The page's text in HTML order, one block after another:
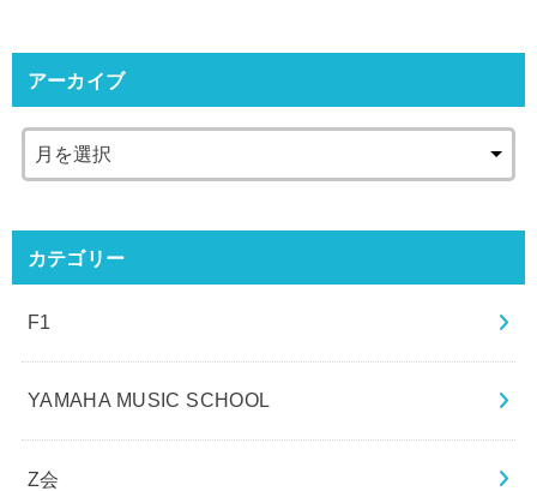
アーカイブ
カテゴリー
F1
YAMAHA MUSIC SCHOOL
Z会